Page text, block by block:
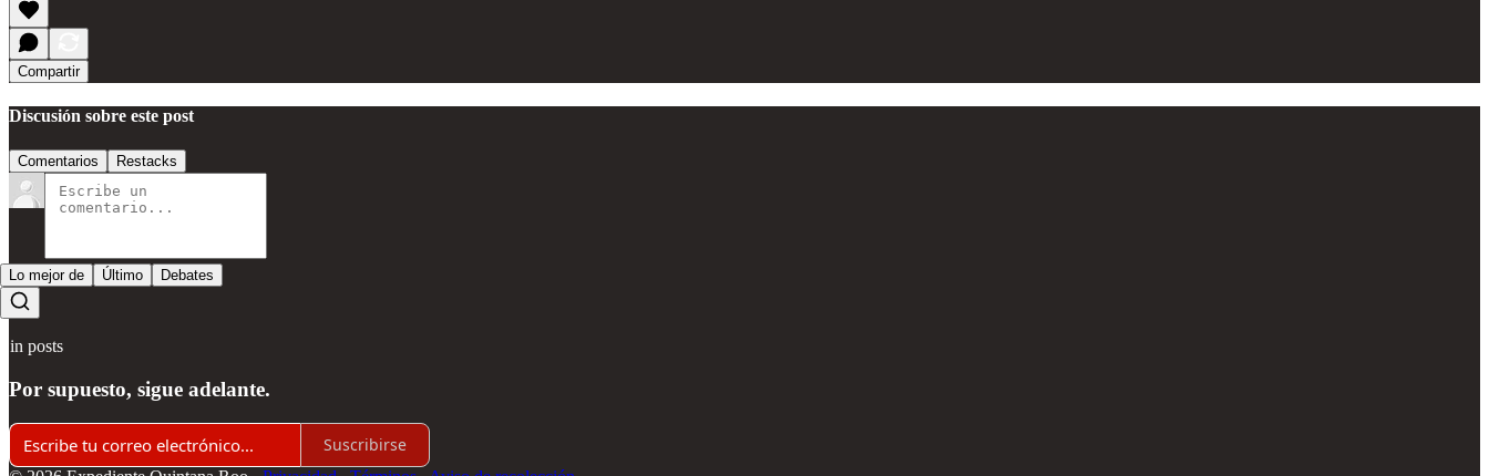
Compartir
Discusión sobre este post
Comentarios Restacks
Lo mejor de Último Debates
Sin posts
Por supuesto, sigue adelante.
Suscribirse